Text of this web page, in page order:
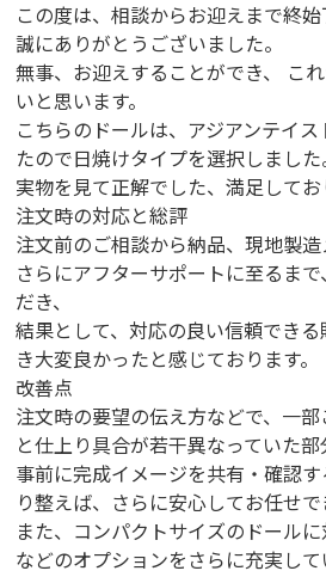
この度は、相談からお迎えまで終
誠にありがとうございました。
無事、お迎えすることができ、 こ
いと思います。
こちらのドールは、アジアンテイ
たので日焼けタイプを選択しました
実物を見て正解でした、満足してお
注文時の対応と総評
注文前のご相談から納品、現地製造
さらにアフターサポートに至るま
だき、
結果として、対応の良い信頼でき
き大変良かったと感じております。
改善点
注文時の要望の伝え方などで、一
と仕上り具合が若干異なっていた部
事前に完成イメージを共有・確認
り整えば、さらに安心してお任せで
また、コンパクトサイズのドール
などのオプションをさらに充実し